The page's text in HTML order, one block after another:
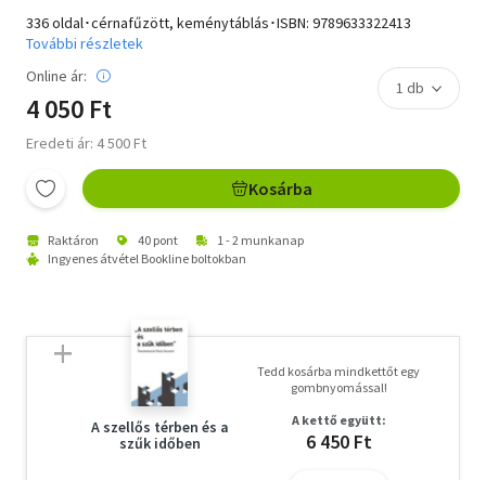
336 oldal･cérnafűzött, keménytáblás･ISBN: 9789633322413
További részletek
Online ár:
4 050 Ft
Eredeti ár: 4 500 Ft
Kosárba
Raktáron 40 pont
1 - 2 munkanap
Ingyenes átvétel Bookline boltokban
A szellős térben és a
szűk időben
Tedd kosárba mindkettőt egy
gombnyomással!
A kettő együtt:
6 450 Ft